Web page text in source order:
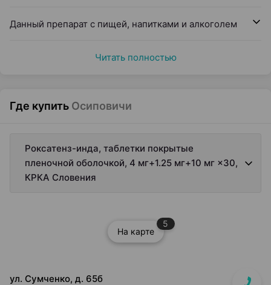
Данный препарат с пищей, напитками и алкоголем
Читать полностью
Где купить Осиповичи
Роксатенз-инда, таблетки покрытые
пленочной оболочкой, 4 мг+1.25 мг+10 мг ×30,
КРКА Словения
На карте
5
ул. Сумченко, д. 65б